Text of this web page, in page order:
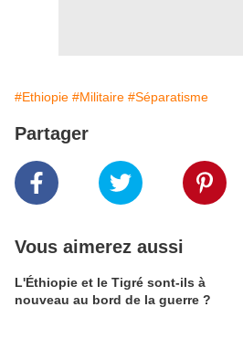
#Ethiopie #Militaire #Séparatisme
Partager
Vous aimerez aussi
L'Éthiopie et le Tigré sont-ils à
nouveau au bord de la guerre ?